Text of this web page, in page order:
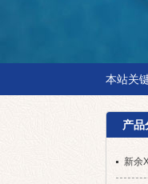
本站关
产品
新余